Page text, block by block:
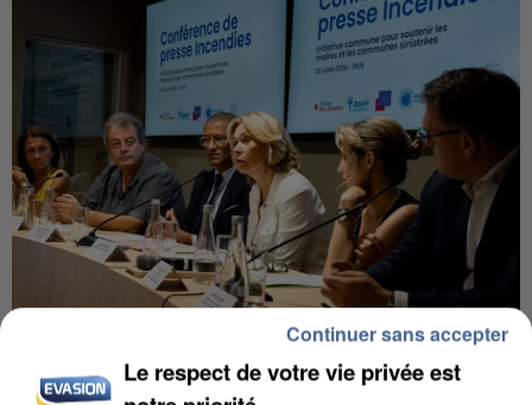
INCENDIES : L’ÎLE-DE-FRANCE LANCE UN ÉLAN
Le respect de votre vie privée est
Continuer sans accepter